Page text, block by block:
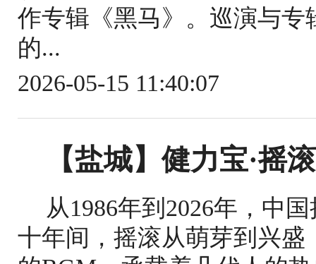
作专辑《黑马》。巡演与
的...
2026-05-15 11:40:07
【盐城】健力宝·摇
从1986年到2026年，中
十年间，摇滚从萌芽到兴